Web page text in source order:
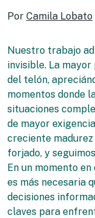
Por Camila Lobato
Nuestro trabajo
invisible. La
del telón,
momentos donde
situaciones
de mayor
creciente
forjado, y
En un momento
es más necesaria
decisiones
claves para